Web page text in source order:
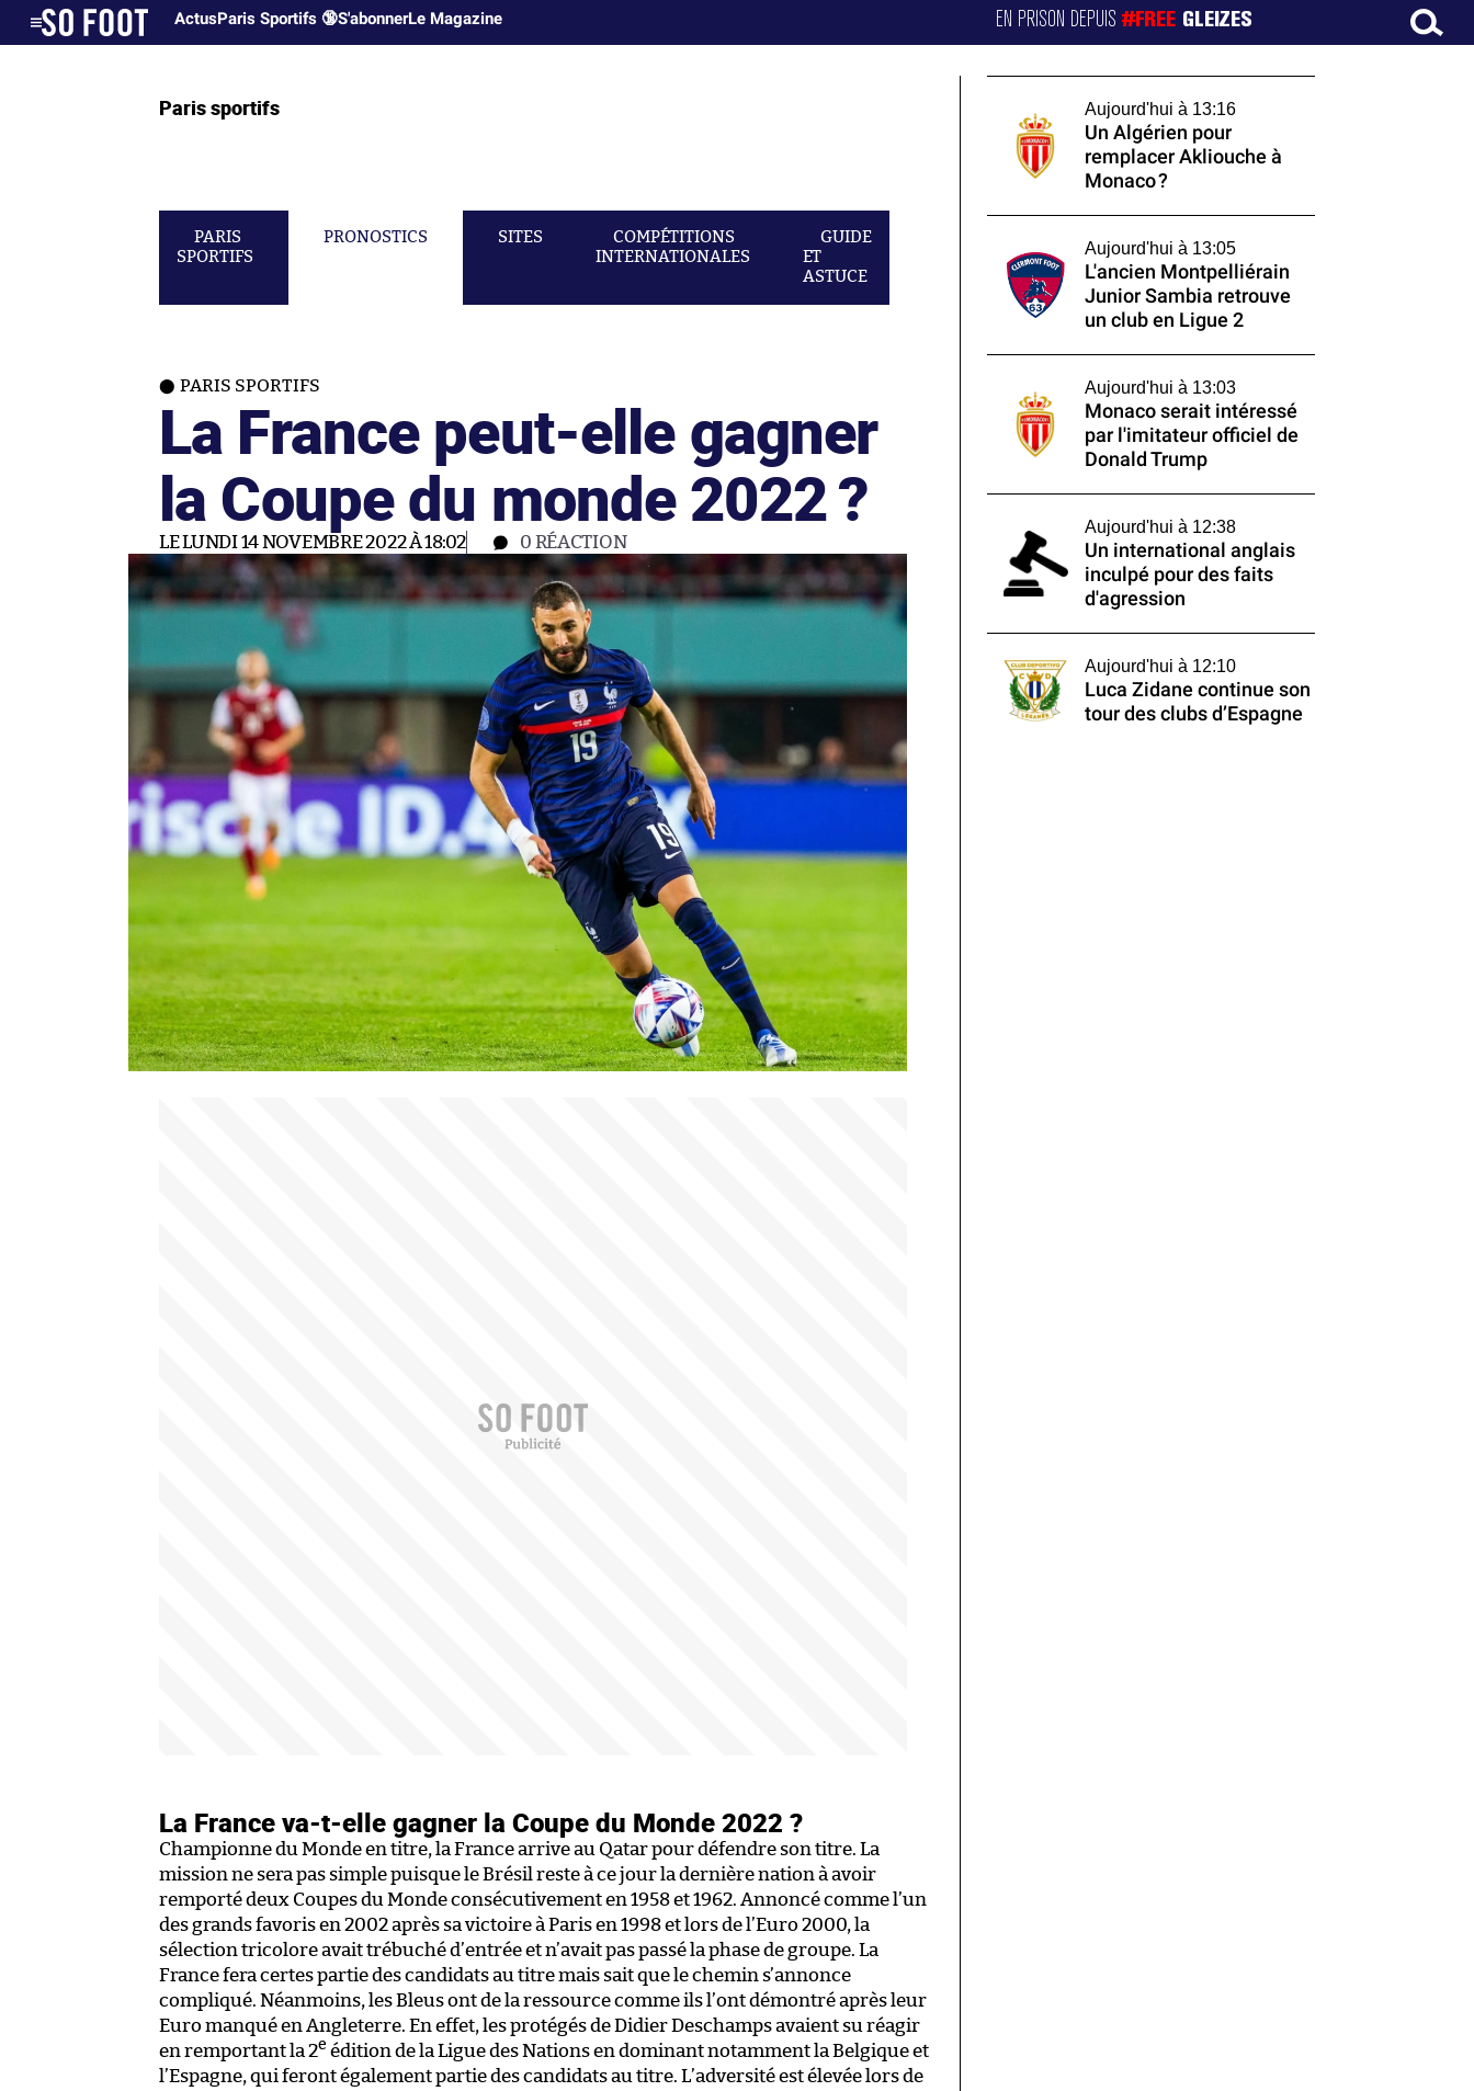
ActusParis Sportifs 🔞S'abonnerLe Magazine EN PRISON DEPUIS#FREE GLEIZES
Paris sportifs
PARIS
SPORTIFS
PRONOSTICS SITES
COMPÉTITIONS
INTERNATIONALES
GUIDE
ET
ASTUCE
PARIS SPORTIFS
La France peut-elle gagner
la Coupe du monde 2022 ?
LE LUNDI 14 NOVEMBRE 2022 À 18:02 0 RÉACTION
La France va-t-elle gagner la Coupe du Monde 2022 ?
Championne du Monde en titre, la France arrive au Qatar pour défendre son titre. La
mission ne sera pas simple puisque le Brésil reste à ce jour la dernière nation à avoir
remporté deux Coupes du Monde consécutivement en 1958 et 1962. Annoncé comme l’un
des grands favoris en 2002 après sa victoire à Paris en 1998 et lors de l’Euro 2000, la
sélection tricolore avait trébuché d’entrée et n’avait pas passé la phase de groupe. La
France fera certes partie des candidats au titre mais sait que le chemin s’annonce
compliqué. Néanmoins, les Bleus ont de la ressource comme ils l’ont démontré après leur
Euro manqué en Angleterre. En effet, les protégés de Didier Deschamps avaient su réagir
en remportant la 2e édition de la Ligue des Nations en dominant notamment la Belgique et
l’Espagne, qui feront également partie des candidats au titre. L’adversité est élevée lors de
Aujourd'hui à 13:16
Un Algérien pour
remplacer Akliouche à
Monaco ?
Aujourd'hui à 13:05
L'ancien Montpelliérain
Junior Sambia retrouve
un club en Ligue 2
Aujourd'hui à 13:03
Monaco serait intéressé
par l'imitateur officiel de
Donald Trump
Aujourd'hui à 12:38
Un international anglais
inculpé pour des faits
d'agression
Aujourd'hui à 12:10
Luca Zidane continue son
tour des clubs d’Espagne